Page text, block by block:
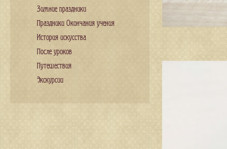
Зимние праздники
Праздники Окончания учения
История искусства
После уроков
Путешествия
Экскурсии